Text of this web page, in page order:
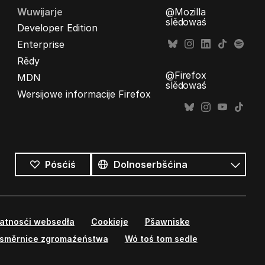
Wuwijarje
Developer Edition
Enterprise
Rědy
MDN
Wersijowe informacije Firefox
@Mozilla
slědowaś
@Firefox
slědowaś
Pósćiś
rěcy
Rěc
websedła Cookieje
Pšawniske
zgromaźeństwa
Wó toś tom sedle